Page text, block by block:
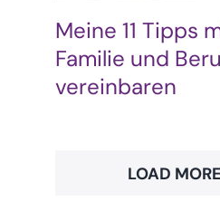
Meine 11 Tipps
Familie und
vereinbaren
LOAD